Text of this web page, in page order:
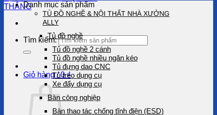
Tìm kiếm:
Giỏ hàng /0₫
Danh mục sản phẩm
TỦ ĐỒ NGHỀ & NỘI THẤT NHÀ XƯỞNG
ALLY
Tủ đồ nghề
Tủ đồ nghề 2 cánh
Tủ đồ nghề nhiều ngăn kéo
Tủ đựng dao CNC
Tủ treo dụng cụ
Xe đẩy dụng cụ
Bàn công nghiệp
Bàn thao tác chống tĩnh điện (ESD)